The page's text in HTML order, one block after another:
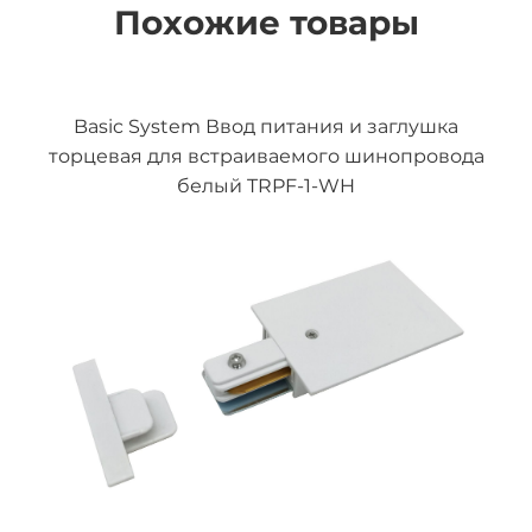
Похожие товары
Basic System Ввод питания и заглушка
торцевая для встраиваемого шинопровода
белый TRPF-1-WH